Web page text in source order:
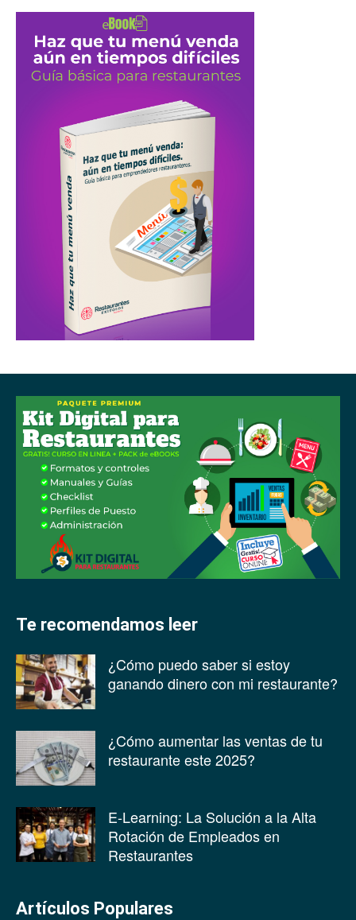
Te recomendamos leer
¿Cómo puedo saber si estoy
ganando dinero con mi restaurante?
¿Cómo aumentar las ventas de tu
restaurante este 2025?
E-Learning: La Solución a la Alta
Rotación de Empleados en
Restaurantes
Artículos Populares